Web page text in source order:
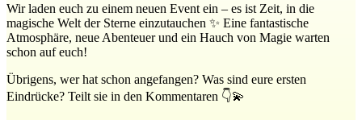
Wir laden euch zu einem neuen Event ein – es ist Zeit, in die
magische Welt der Sterne einzutauchen ✨ Eine fantastische
Atmosphäre, neue Abenteuer und ein Hauch von Magie warten
schon auf euch!
Übrigens, wer hat schon angefangen? Was sind eure ersten
Eindrücke? Teilt sie in den Kommentaren 👇💫